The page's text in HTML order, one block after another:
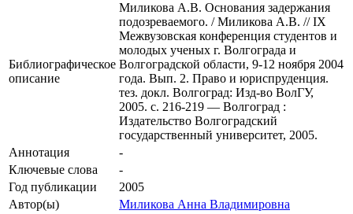
Библиографическое
описание
Миликова А.В. Основания задержания
подозреваемого. / Миликова А.В. // IX
Межвузовская конференция студентов и
молодых ученых г. Волгограда и
Волгоградской области, 9-12 ноября 2004
года. Вып. 2. Право и юриспруденция.
тез. докл. Волгоград: Изд-во ВолГУ,
2005. с. 216-219 — Волгоград :
Издательство Волгоградский
государственный университет, 2005.
Аннотация
-
Ключевые cлова
-
Год публикации
2005
Автор(ы)
Миликова Анна Владимировна